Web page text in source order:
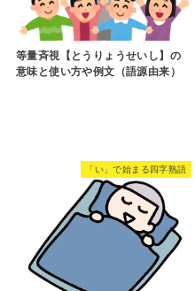
等量斉視【とうりょうせいし】の
意味と使い方や例文（語源由来）
「い」で始まる四字熟語